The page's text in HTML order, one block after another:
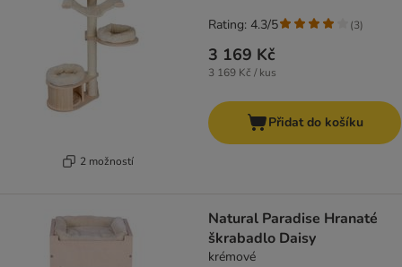
2 možností
3 169 Kč
3 169 Kč / kus
Rating: 4.3/5 (3)
Přidat do košíku
Natural Paradise Hranaté
škrabadlo Daisy
krémové